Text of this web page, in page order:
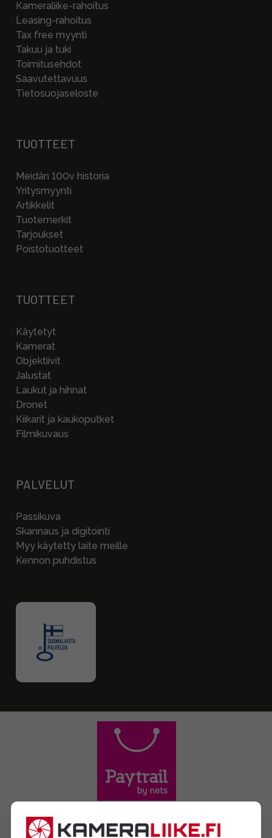
Kameraliike-rahoitus
Leasing-rahoitus
Tax free myynti
Takuu ja tuki
Toimitusehdot
Saavutettavuus
Tietosuojaseloste
TUOTTEET
Meidän 100v historia
Yritysmyynti
Artikkelit
Tuotemerkit
Tarjoukset
Poistotuotteet
TUOTTEET
Käytetyt
Kamerat
Objektiivit
Jalustat
Laukut ja hihnat
Dronet
Kiikarit ja kaukoputket
Filmikuvaus
PALVELUT
Passikuva
Skannaus ja digitointi
Myy käytetty laite meille
Kennon puhdistus